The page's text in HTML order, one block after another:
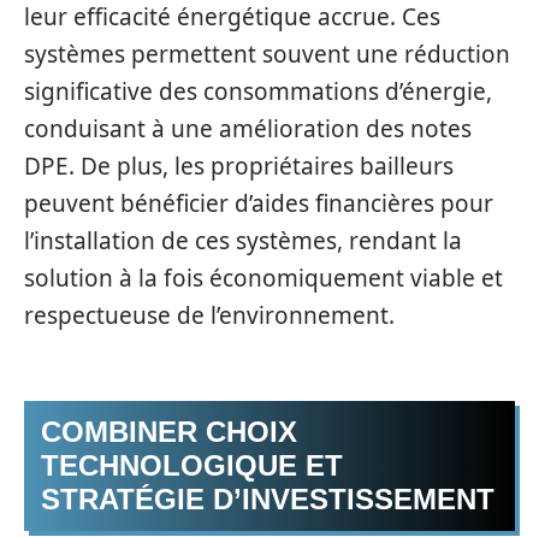
leur efficacité énergétique accrue. Ces
systèmes permettent souvent une réduction
significative des consommations d’énergie,
conduisant à une amélioration des notes
DPE. De plus, les propriétaires bailleurs
peuvent bénéficier d’aides financières pour
l’installation de ces systèmes, rendant la
solution à la fois économiquement viable et
respectueuse de l’environnement.
COMBINER CHOIX
TECHNOLOGIQUE ET
STRATÉGIE D’INVESTISSEMENT